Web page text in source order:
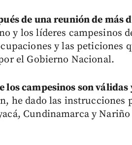
de una reunión de más
y los líderes campesinos
y las peticiones
el Gobierno Nacional.
los campesinos son
he dado las instrucciones
Cundinamarca y